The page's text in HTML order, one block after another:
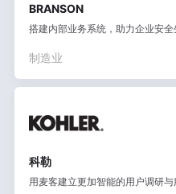
BRANSON
搭建内部业务系统，助力企业安
制造业
科勒
用麦客建立更加智能的用户调研